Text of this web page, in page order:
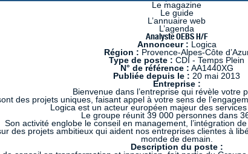
Le magazine
Le guide
L’annuaire web
L’agenda
Analyste OEBS H/F
Annonceur : Logica
Région : Provence-Alpes-Côte
Type de poste : CDI - Temps Plein
N° de référence : AA1440XG
Publiée depuis le : 20 mai 2013
Entreprise :
Bienvenue dans l’entreprise qui révèle votre
des projets uniques, faisant appel à votre sens de
Logica est un acteur européen majeur des
Le groupe réunit 39 000 personnes dans
Son activité englobe le conseil en management, l’intégration
des projets ambitieux qui aident nos entreprises clientes à
monde de demain.
Description du poste :